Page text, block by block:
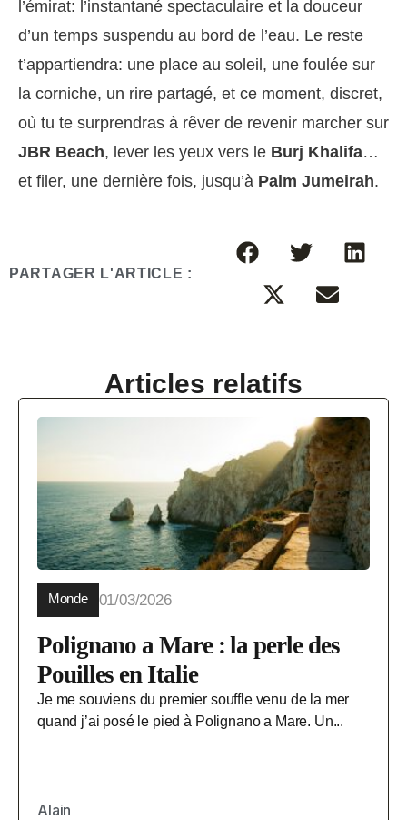
l’émirat: l’instantané spectaculaire et la douceur
d’un temps suspendu au bord de l’eau. Le reste
t’appartiendra: une place au soleil, une foulée sur
la corniche, un rire partagé, et ce moment, discret,
où tu te surprendras à rêver de revenir marcher sur
JBR Beach, lever les yeux vers le Burj Khalifa…
et filer, une dernière fois, jusqu’à Palm Jumeirah.
PARTAGER L'ARTICLE :
Articles relatifs
Monde 01/03/2026
Polignano a Mare : la perle des
Pouilles en Italie
Je me souviens du premier souffle venu de la mer
quand j’ai posé le pied à Polignano a Mare. Un...
Alain